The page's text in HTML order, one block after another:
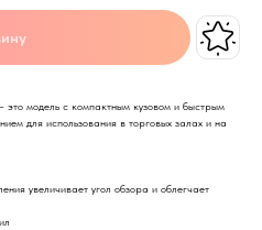
это модель с компактным кузовом и быстрым
для использования в торговых залах и на
увеличивает угол обзора и облегчает